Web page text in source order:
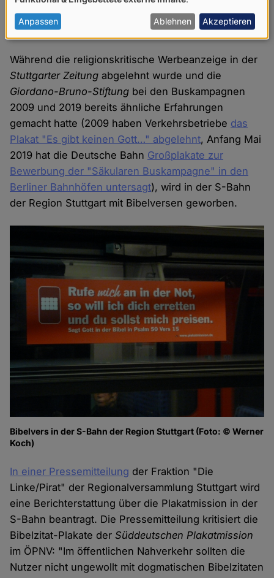
Bibelverse in der S-Bahn
Während die religionskritische Werbeanzeige in der
Stuttgarter Zeitung abgelehnt wurde und die
Giordano-Bruno-Stiftung bei den Buskampagnen
2009 und 2019 bereits ähnliche Erfahrungen
gemacht hatte (2009 haben Verkehrsbetriebe das
Plakat "Es gibt keinen Gott…" abgelehnt, Anfang Mai
2019 hat die Deutsche Bahn Großplakate zur
Bewerbung der "Säkularen Buskampagne" in den
Berliner Bahnhöfen untersagt), wird in der S-Bahn
der Region Stuttgart mit Bibelversen geworben.
Bibelvers in der S-Bahn der Region Stuttgart (Foto: © Werner
Koch)
In einer Pressemitteilung der Fraktion "Die
Linke/Pirat" der Regionalversammlung Stuttgart wird
eine Berichterstattung über die Plakatmission in der
S-Bahn beantragt. Die Pressemitteilung kritisiert die
Bibelzitat-Plakate derSüddeutschen Plakatmission
im ÖPNV: "Im öffentlichen Nahverkehr sollten die
Nutzer nicht ungewollt mit dogmatischen Bibelzitaten
von
personenbezogenen
Daten
und
Cookies
Anpassen Ablehnen Akzeptieren